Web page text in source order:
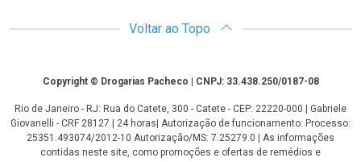
Voltar ao Topo
CopyrightCopyright © Drogarias Pacheco | CNPJ: 33.438.250/0187-08
Rio de Janeiro - RJ: Rua do Catete, 300 - Catete - CEP: 22220-000 | Gabriele
Giovanelli - CRF 28127 | 24 horas| Autorização de funcionamento: Processo:
25351.493074/2012-10 Autorização/MS: 7.25279.0 | As informações
contidas neste site, como promoções e ofertas de remédios e